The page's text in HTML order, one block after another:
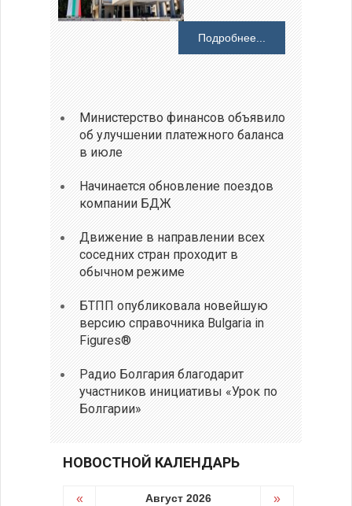
Подробнее...
Министерство финансов объявило
об улучшении платежного баланса
в июле
Начинается обновление поездов
компании БДЖ
Движение в направлении всех
соседних стран проходит в
обычном режиме
БТПП опубликовала новейшую
версию справочника Bulgaria in
Figures®
Радио Болгария благодарит
участников инициативы «Урок по
Болгарии»
НОВОСТНОЙ КАЛЕНДАРЬ
« Август 2026 »